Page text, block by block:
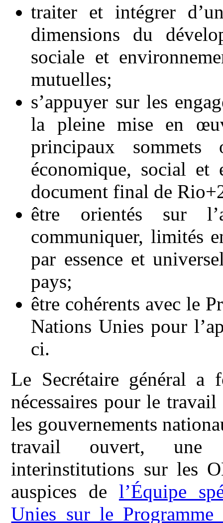
traiter et intégrer
dimensions du
sociale et
mutuelles;
s’appuyer sur les
la pleine mise en
principaux sommets
économique, social et
document final de
être orientés sur
communiquer, limités
par essence et
pays;
être cohérents avec le
Nations Unies pour
ci.
Le Secrétaire général
nécessaires pour le
les gouvernements
travail ouvert, une
interinstitutions sur les
auspices de l’Équipe
Unies sur le Programme